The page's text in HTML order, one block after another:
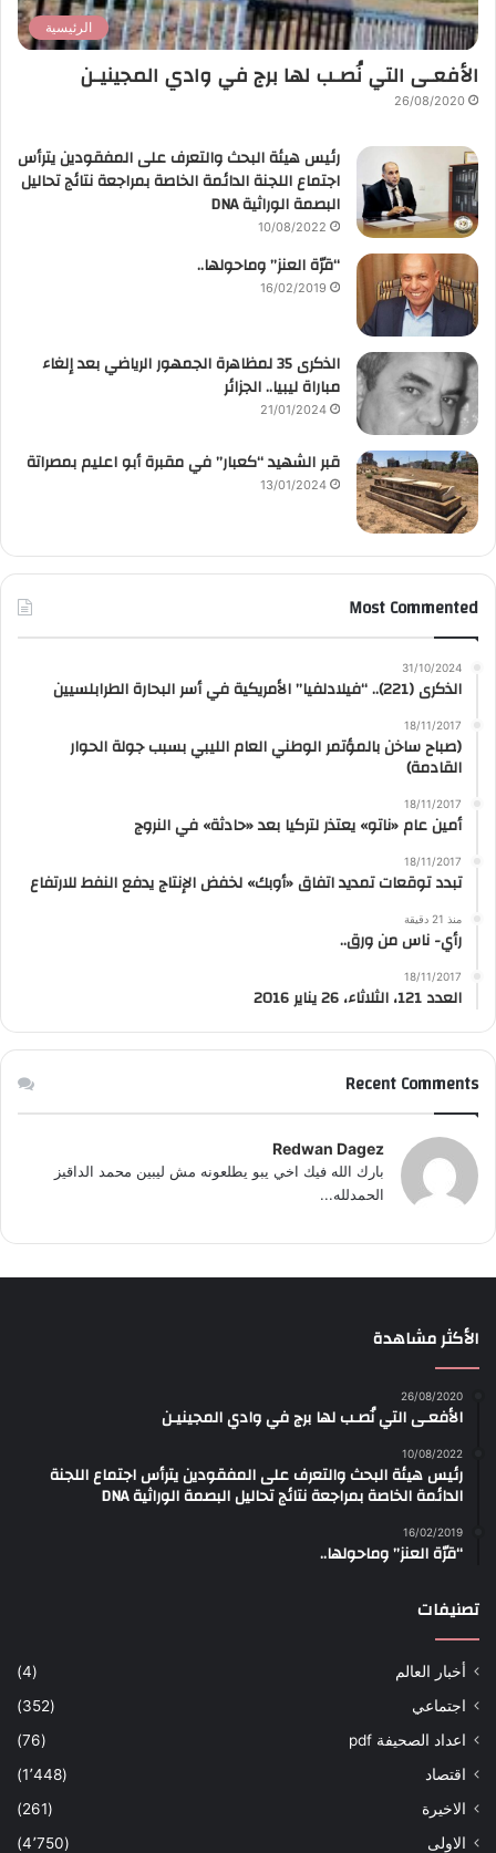
الرئيسية
الأفعـى التي نُصـب لها برج في وادي المجينيـن
26/08/2020
رئيس هيئة البحث والتعرف على المفقودين يترأس
اجتماع اللجنة الدائمة الخاصة بمراجعة نتائج تحاليل
البصمة الوراثية DNA
10/08/2022
“قرّة العنز” وماحولها..
16/02/2019
الذكرى 35 لمظاهرة الجمهور الرياضي بعد إلغاء
مباراة ليبيا.. الجزائر
21/01/2024
قبر الشهيد “كعبار” في مقبرة أبو اعليم بمصراتة
13/01/2024
Most Commented
31/10/2024
الذكرى (221).. “فيلادلفيا” الأمريكية في أسر البحارة الطرابلسيين
18/11/2017
(صباح ساخن بالمؤتمر الوطني العام الليبي بسبب جولة الحوار
القادمة)
18/11/2017
أمين عام «ناتو» يعتذر لتركيا بعد «حادثة» في النروج
18/11/2017
تبدد توقعات تمديد اتفاق «أوبك» لخفض الإنتاج يدفع النفط للارتفاع
منذ 21 دقيقة
رأي- ناس من ورق..
18/11/2017
العدد 121، الثلاثاء، 26 يناير 2016
Recent Comments
Redwan Dagez
بارك الله فيك اخي يبو يطلعونه مش ليبين محمد الداقيز
الحمدلله...
الأكثر مشاهدة
26/08/2020
الأفعـى التي نُصـب لها برج في وادي المجينيـن
10/08/2022
رئيس هيئة البحث والتعرف على المفقودين يترأس اجتماع اللجنة
الدائمة الخاصة بمراجعة نتائج تحاليل البصمة الوراثية DNA
16/02/2019
“قرّة العنز” وماحولها..
تصنيفات
أخبار العالم
(4)
اجتماعي
(352)
اعداد الصحيفة pdf
(76)
اقتصاد
(1٬448)
الاخيرة
(261)
الاولى
(4٬750)